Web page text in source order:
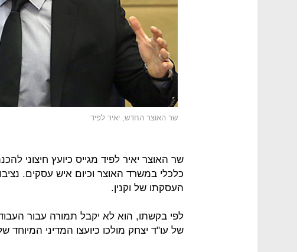
שר האוצר החדש, יאיר לפיד
שר האוצר יאיר לפיד מגייס כיועץ חיצוני
כלכלי במשרד האוצר וכיום איש עסקים.
העסקתו של וקנין.
לפי בקשתו, הוא לא יקבל תמורה עבור
של עו"ד יצחק מולכו כיועצו המדיני